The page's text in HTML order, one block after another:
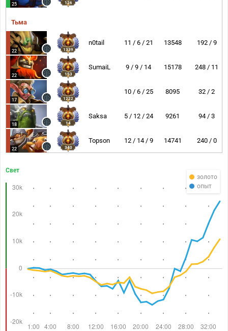
25 126
Тьма
22 1339
n0tail 11 / 6 / 21 13548 192 / 9
22 153
SumaiL 9 / 9 / 14 15178 248 / 11
17 1222
10 / 6 / 25 8095 32 / 2
18 14
Saksa 5 / 12 / 24 9261 94 / 3
22 340
Topson 12 / 14 / 9 14741 240 / 0
золото
опыт
Свет